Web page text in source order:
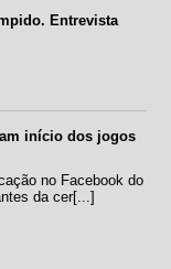
Entrevista
início dos jogos
no Facebook do
da cer[...]